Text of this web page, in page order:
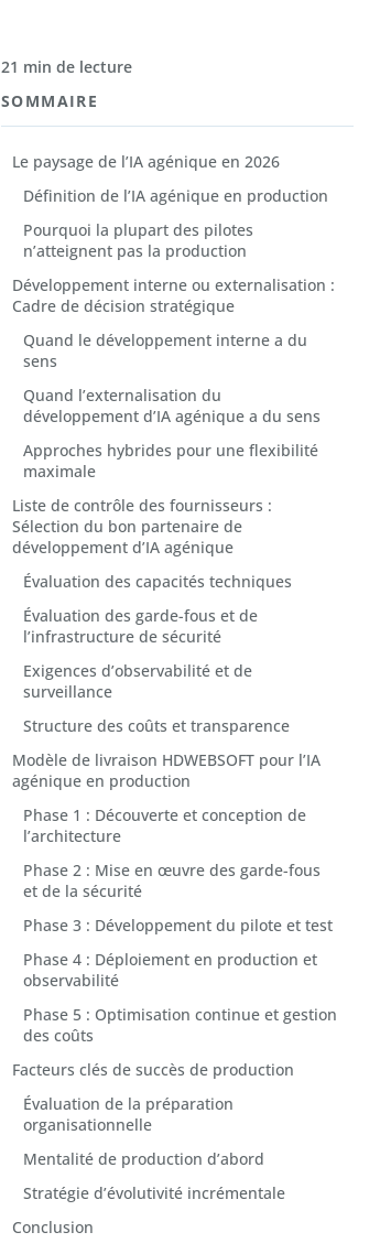
21 min de lecture
SOMMAIRE
Le paysage de l’IA agénique en 2026
Définition de l’IA agénique en production
Pourquoi la plupart des pilotes
n’atteignent pas la production
Développement interne ou externalisation :
Cadre de décision stratégique
Quand le développement interne a du
sens
Quand l’externalisation du
développement d’IA agénique a du sens
Approches hybrides pour une flexibilité
maximale
Liste de contrôle des fournisseurs :
Sélection du bon partenaire de
développement d’IA agénique
Évaluation des capacités techniques
Évaluation des garde-fous et de
l’infrastructure de sécurité
Exigences d’observabilité et de
surveillance
Structure des coûts et transparence
Modèle de livraison HDWEBSOFT pour l’IA
agénique en production
Phase 1 : Découverte et conception de
l’architecture
Phase 2 : Mise en œuvre des garde-fous
et de la sécurité
Phase 3 : Développement du pilote et test
Phase 4 : Déploiement en production et
observabilité
Phase 5 : Optimisation continue et gestion
des coûts
Facteurs clés de succès de production
Évaluation de la préparation
organisationnelle
Mentalité de production d’abord
Stratégie d’évolutivité incrémentale
Conclusion